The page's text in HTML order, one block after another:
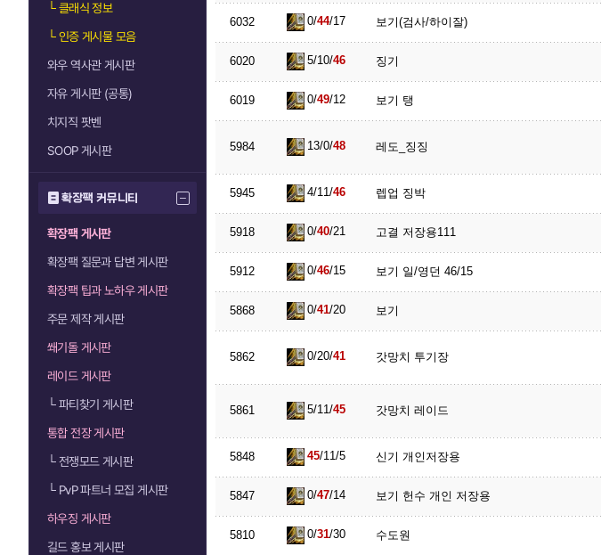
└클래식 정보
└인증 게시물 모음
와우 역사관 게시판
자유 게시판 (공통)
치지직 팟벤
SOOP 게시판
확장팩 커뮤니티
확장팩 게시판
확장팩 질문과 답변 게시판
확장팩 팁과 노하우 게시판
주문 제작 게시판
쐐기돌 게시판
레이드 게시판
└파티찾기 게시판
통합 전장 게시판
└전쟁모드 게시판
└PvP 파트너 모집 게시판
하우징 게시판
길드 홍보 게시판
6032 0/44/17 보기(검사/하이잘)
6020 5/10/46 징기
6019 0/49/12 보기 탱
5984 13/0/48 레도_징징
5945 4/11/46 렙업 징박
5918 0/40/21 고결 저장용111
5912 0/46/15 보기 일/영던 46/15
5868 0/41/20 보기
5862 0/20/41 갓망치 투기장
5861 5/11/45 갓망치 레이드
5848 45/11/5 신기 개인저장용
5847 0/47/14 보기 헌수 개인 저장용
5810 0/31/30 수도원